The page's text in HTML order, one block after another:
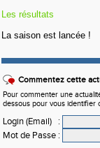
Les résultats
La saison est lancée !
Commentez cette
Pour commenter une
dessous pour vous identifier
Login (Email)
:
Mot de Passe :